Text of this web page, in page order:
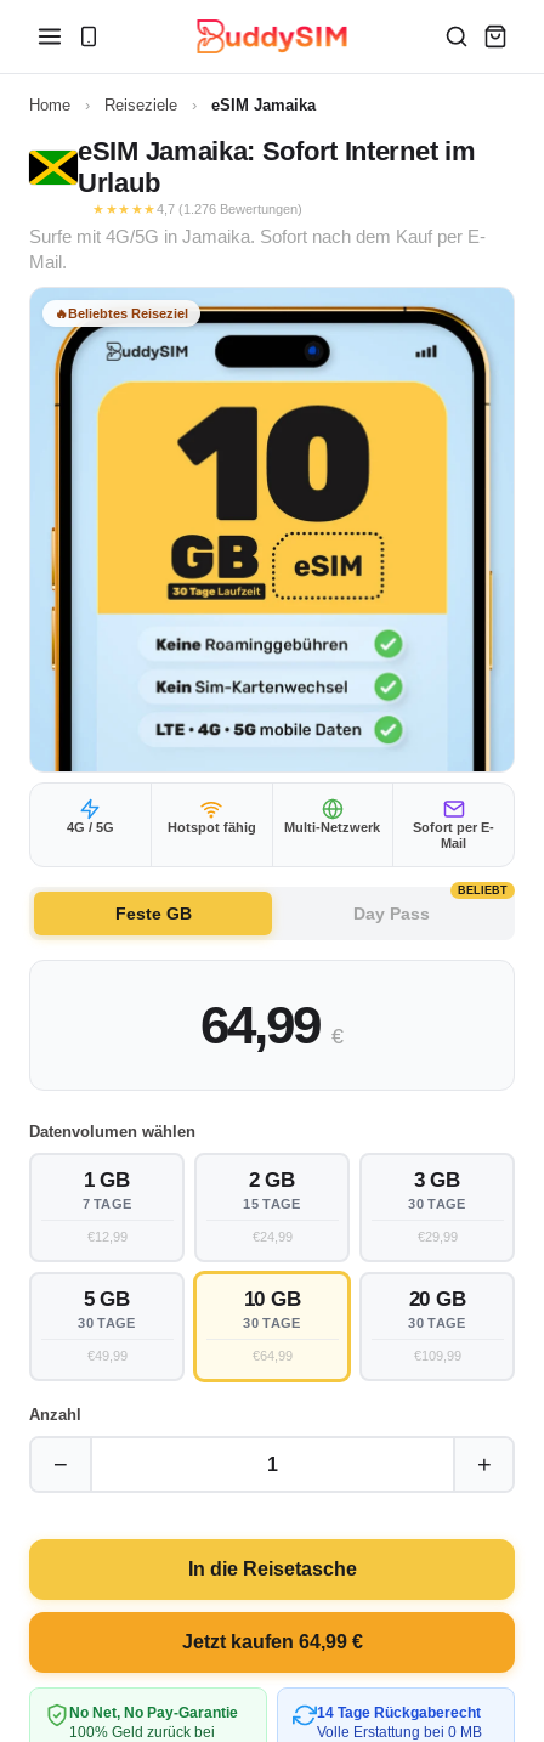
Home › Reiseziele › eSIM Jamaika
eSIM Jamaika: Sofort Internet im
Urlaub
★★★★★4,7 (1.276 Bewertungen)
Surfe mit 4G/5G in Jamaika. Sofort nach dem Kauf per E-
Mail.
🔥Beliebtes Reiseziel
4G / 5G Hotspot fähig Multi-Netzwerk
Sofort per E-
Mail
Feste GB Day Pass
BELIEBT
64,99 €
Datenvolumen wählen
1 GB
7 TAGE
€12,99
2 GB
15 TAGE
€24,99
3 GB
30 TAGE
€29,99
5 GB
30 TAGE
€49,99
10 GB
30 TAGE
€64,99
20 GB
30 TAGE
€109,99
Anzahl
− 1 +
In die Reisetasche
Jetzt kaufen 64,99 €
No Net, No Pay-Garantie
100% Geld zurück bei
14 Tage Rückgaberecht
Volle Erstattung bei 0 MB